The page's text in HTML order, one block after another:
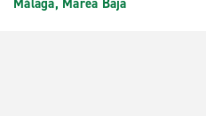
Málaga, Marea Baja